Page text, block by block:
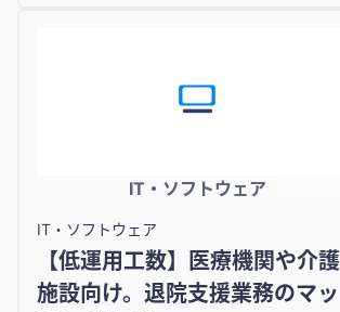
IT・ソフトウェア
IT・ソフトウェア
【低運用工数】医療機関や介護
施設向け。退院支援業務のマッ